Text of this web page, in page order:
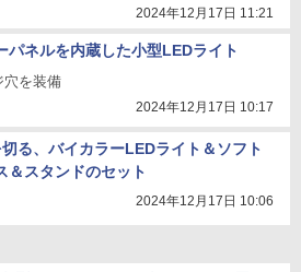
2024年12月17日 11:21
パネルを内蔵した小型LEDライト
穴を装備
2024年12月17日 10:17
る、バイカラーLEDライト＆ソフト
＆スタンドのセット
2024年12月17日 10:06